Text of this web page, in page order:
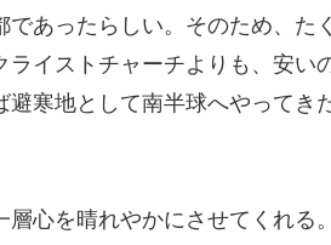
あったらしい。そのため、
イストチャーチよりも、安い
寒地として南半球へやってき
心を晴れやかにさせてくれる